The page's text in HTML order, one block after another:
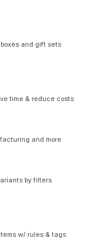
and gift sets
time & reduce costs
and more
by filters
w/ rules & tags